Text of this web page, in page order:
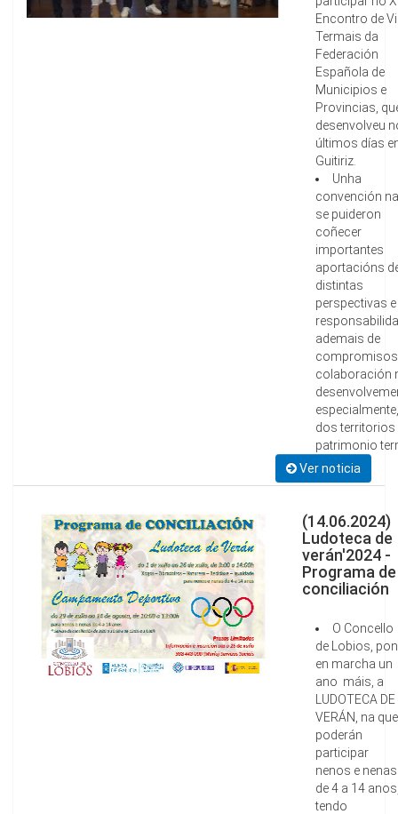
Encontro de
Termais da
Federación
Española de
Municipios e
Provincias,
desenvolveu
últimos días
Guitiriz.
Unha
convención
se puideron
coñecer
importantes
aportacións
distintas
perspectivas e
ademais de
compromisos
colaboración
dos
patrimonio
Ver noticia
(14.06.2024)
Ludoteca de
verán'2024 -
Programa de
conciliación
O Concello
de Lobios, pon
en marcha un
ano máis, a
LUDOTECA DE
VERÁN, na que
poderán
participar
nenos e nenas
de 4 a 14
tendo